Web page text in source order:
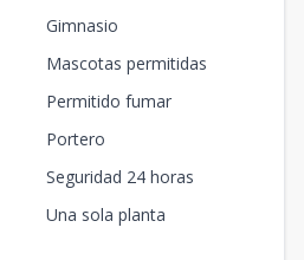
Gimnasio
Mascotas permitidas
Permitido fumar
Portero
Seguridad 24 horas
Una sola planta